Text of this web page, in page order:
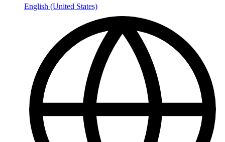
English (United States)